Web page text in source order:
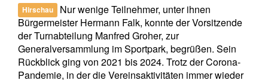
Hirschau
Nur wenige Teilnehmer, unter ihnen
Bürgermeister Hermann Falk, konnte der Vorsitzende
der Turnabteilung Manfred Groher, zur
Generalversammlung im Sportpark, begrüßen. Sein
Rückblick ging von 2021 bis 2024. Trotz der Corona-
Pandemie, in der die Vereinsaktivitäten immer wieder